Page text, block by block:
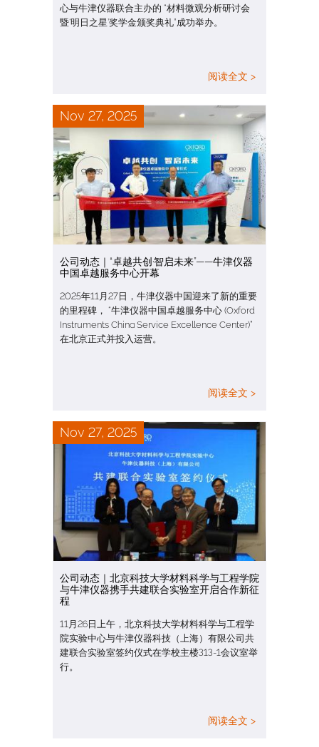
心与牛津仪器联合主办的 “材料微观分析研讨会
暨‘明日之星’奖学金颁奖典礼”成功举办。
阅读全文 >
Nov 27, 2025
公司动态｜“卓越共创·智启未来”——牛津仪器
中国卓越服务中心开幕
2025年11月27日，牛津仪器中国迎来了新的重要
的里程碑， “牛津仪器中国卓越服务中心 (Oxford
Instruments China Service Excellence Center)”
在北京正式并投入运营。
阅读全文 >
Nov 27, 2025
公司动态｜北京科技大学材料科学与工程学院
与牛津仪器携手共建联合实验室开启合作新征
程
11月26日上午，北京科技大学材料科学与工程学
院实验中心与牛津仪器科技（上海）有限公司共
建联合实验室签约仪式在学校主楼313-1会议室举
行。
阅读全文 >